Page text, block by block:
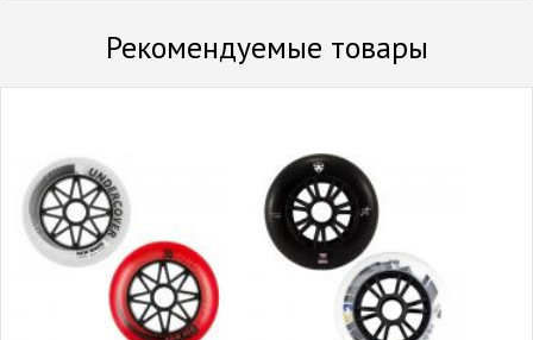
Рекомендуемые товары